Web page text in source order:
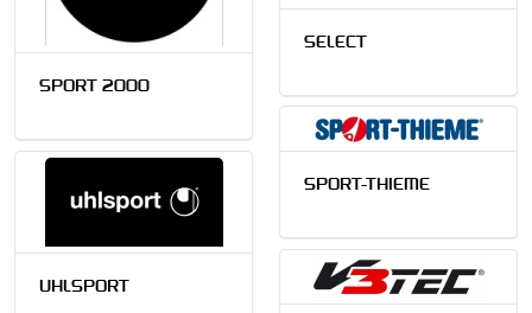
SELECT
SPORT 2000
SPORT-THIEME
UHLSPORT